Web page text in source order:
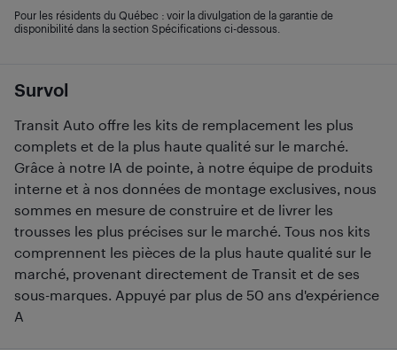
Survol
Transit Auto offre les kits de remplacement les plus
complets et de la plus haute qualité sur le marché.
Grâce à notre IA de pointe, à notre équipe de produits
interne et à nos données de montage exclusives, nous
sommes en mesure de construire et de livrer les
trousses les plus précises sur le marché. Tous nos kits
comprennent les pièces de la plus haute qualité sur le
marché, provenant directement de Transit et de ses
sous-marques. Appuyé par plus de 50 ans d'expérience
A
Pour les résidents du Québec : voir la divulgation de la garantie de
disponibilité dans la section Spécifications ci-dessous.